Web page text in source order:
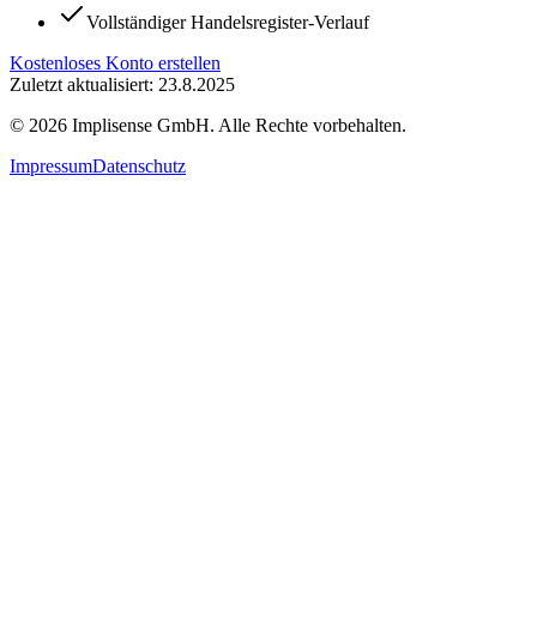
Vollständiger Handelsregister-Verlauf
Kostenloses Konto erstellen
Zuletzt aktualisiert: 23.8.2025
© 2026 Implisense GmbH. Alle Rechte vorbehalten.
ImpressumDatenschutz